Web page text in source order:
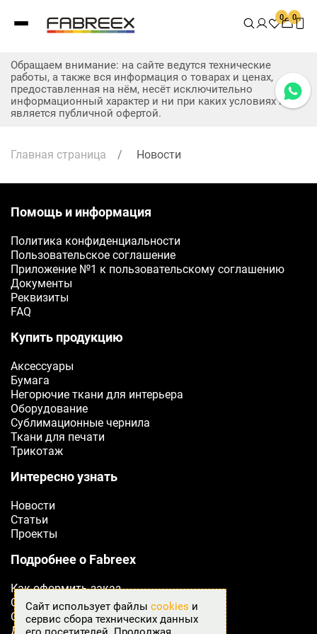
0 0
Обращаем внимание: на сайте ведутся технические
работы, а также вся информация о товарах и ценах,
предоставленная на нём, несёт исключительно
информационный характер и ни при каких условиях не
является публичной офертой.
Главная страница / Новости
Заявка на бесплатные образцы
ФИО
Телефон
Ваш телефон
E-mail
Ваш e-mail
Помощь и информация
Политика конфиденциальности
Пользовательское соглашение
Приложение №1 к пользовательскому соглашению
Документы
Реквизиты
FAQ
Купить продукцию
Аксессуары
Бумага
Негорючие ткани для интерьера
Оборудование
Сублимационные чернила
Ткани для печати
Трикотаж
Интересно узнать
Новости
Статьи
Проекты
Подробнее о Fabreex
Как оформить заказ
Сертификаты
Оплата
Доставка
Сайт использует файлы cookies и
сервис сбора технических данных